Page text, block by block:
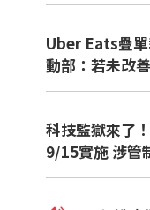
Uber Eats疊
動部：若未改
科技監獄來了
9/15實施 涉管